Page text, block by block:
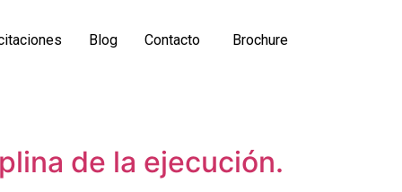
Blog Contacto Brochure
de la ejecución.